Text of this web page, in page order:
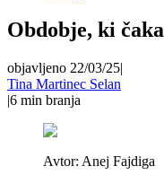
Obdobje, ki
objavljeno 22/03/25|
Tina Martinec Selan
|6 min branja
Avtor: Anej Fajdiga